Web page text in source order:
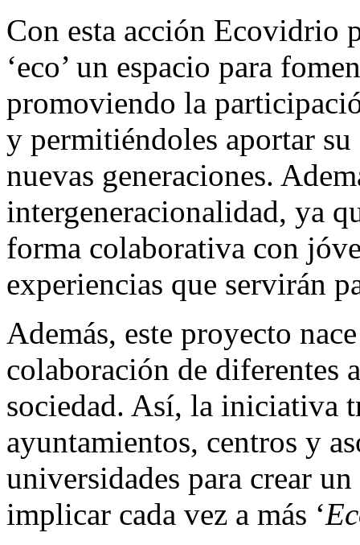
Con esta acción Ecovidrio
‘eco’ un espacio para
promoviendo la
y permitiéndoles aportar
nuevas generaciones.
intergeneracionalidad, ya
forma colaborativa con
experiencias que servirán
Además, este proyecto
colaboración de diferentes
sociedad. Así, la iniciativa
ayuntamientos, centros y
universidades para crear
implicar cada vez a más ‘